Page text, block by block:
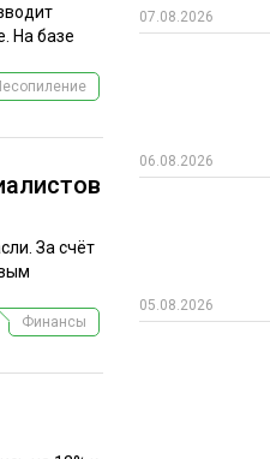
На базе
За счёт
Финансы
07.08.2026
06.08.2026
05.08.2026